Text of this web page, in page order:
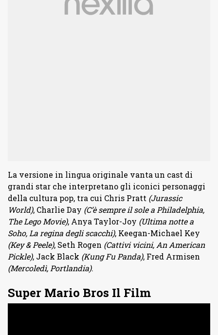
La versione in lingua originale vanta un cast di
grandi star che interpretano gli iconici personaggi
della cultura pop, tra cui Chris Pratt (Jurassic
World), Charlie Day (C’è sempre il sole a Philadelphia,
The Lego Movie), Anya Taylor-Joy (Ultima notte a
Soho, La regina degli scacchi), Keegan-Michael Key
(Key & Peele), Seth Rogen (Cattivi vicini, An American
Pickle), Jack Black (Kung Fu Panda), Fred Armisen
(Mercoledì, Portlandia).
Super Mario Bros Il Film